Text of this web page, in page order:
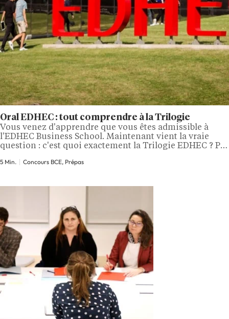
Oral EDHEC : tout comprendre à la Trilogie
Vous venez d'apprendre que vous êtes admissible à
l'EDHEC Business School. Maintenant vient la vraie
question : c'est quoi exactement la Trilogie EDHEC ? Pas
oral face à un jury. Deux heures découpées en trois
5 Min. Concours BCE, Prépas